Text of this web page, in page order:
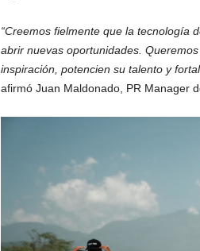
“Creemos fielmente que la tecnología
abrir nuevas oportunidades.
inspiración, potencien su talento y
afirmó Juan Maldonado, PR Manager